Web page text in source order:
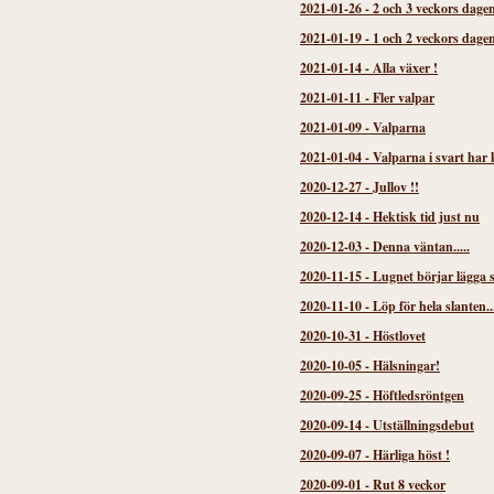
2021-01-26-2 och 3 veckors
2021-01-19- 1 och 2 veckors
2021-01-14-Alla växer !
2021-01-11 -Fler valpar
2021-01-09-Valparna
2021-01-04-Valparna i svart har
2020-12-27-Jullov !!
2020-12-14-Hektisk tid just nu
2020-12-03-Denna väntan.....
2020-11-15-Lugnet börjar lägga
2020-11-10-Löp för hela
2020-10-31 -Höstlovet
2020-10-05-Hälsningar!
2020-09-25-Höftledsröntgen
2020-09-14-Utställningsdebut
2020-09-07-Härliga höst !
2020-09-01 -Rut 8 veckor